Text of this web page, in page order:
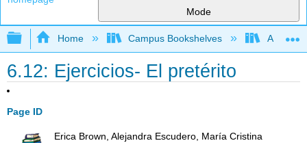
Mode
Expand/collapse global hierarchy
Home Campus Bookshelves
6.12: Ejercicios- El pretérito
Page ID
Erica Brown, Alejandra Escudero, María Cristina